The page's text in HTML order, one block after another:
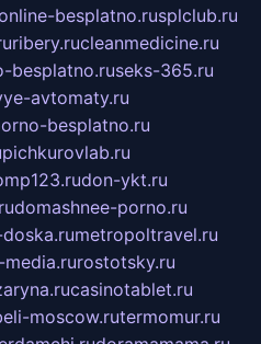
besplatno.rusplclub.ru
ribery.rucleanmedicine.ru
besplatno.ruseks-365.ru
avtomaty.ru
besplatno.ru
pichkurovlab.ru
don-ykt.ru
domashnee-porno.ru
metropoltravel.ru
rostotsky.ru
casinotablet.ru
moscow.rutermomur.ru